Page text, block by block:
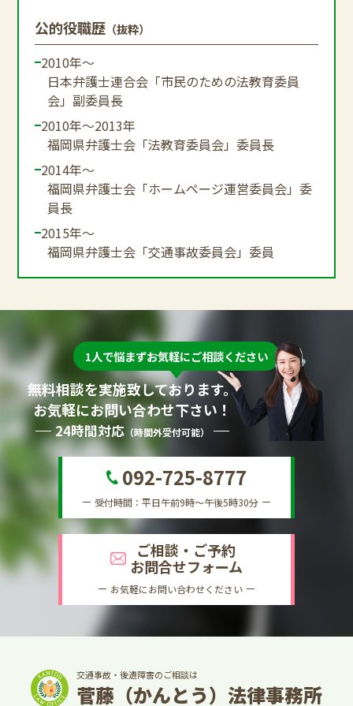
公的役職歴 （抜粋）
2010年～
日本弁護士連合会「市民のための法教育委員
会」副委員長
2010年～2013年
福岡県弁護士会「法教育委員会」委員長
2014年～
福岡県弁護士会「ホームページ運営委員会」委
員長
2015年～
福岡県弁護士会「交通事故委員会」委員
1人で悩まずお気軽にご相談ください
無料相談を実施致しております。
お気軽にお問い合わせ下さい！
24時間対応（時間外受付可能）
092-725-8777
受付時間：平日午前9時～午後5時30分
ご相談・ご予約
お問合せフォーム
お気軽にお問い合わせください
交通事故・後遺障害のご相談は
菅藤（かんとう）法律事務所